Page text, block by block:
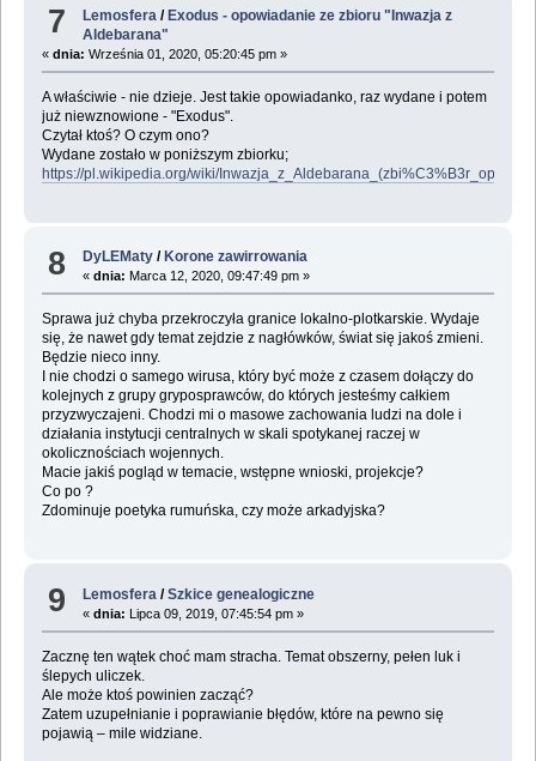
7 Lemosfera /Exodus - opowiadanie ze zbioru "Inwazja z
Aldebarana"
« dnia: Września 01, 2020, 05:20:45 pm »
A właściwie - nie dzieje. Jest takie opowiadanko, raz wydane i potem
już niewznowione - "Exodus".
Czytał ktoś? O czym ono?
Wydane zostało w poniższym zbiorku;
https://pl.wikipedia.org/wiki/
8 DyLEMaty / Korone zawirrowania
«dnia: Marca 12, 2020, 09:47:49 pm »
Sprawa już chyba przekroczyła granice lokalno-plotkarskie. Wydaje
się, że nawet gdy temat zejdzie z nagłówków, świat się jakoś zmieni.
Będzie nieco inny.
I nie chodzi o samego wirusa, który być może z czasem dołączy do
kolejnych z grupy gryposprawców, do których jesteśmy całkiem
przyzwyczajeni. Chodzi mi o masowe zachowania ludzi na dole i
działania instytucji centralnych w skali spotykanej raczej w
okolicznościach wojennych.
Macie jakiś pogląd w temacie, wstępne wnioski, projekcje?
Co po ?
Zdominuje poetyka rumuńska, czy może arkadyjska?
9 Lemosfera /Szkice genealogiczne
«dnia: Lipca 09, 2019, 07:45:54 pm »
Zacznę ten wątek choć mam stracha. Temat obszerny, pełen luk i
ślepych uliczek.
Ale może ktoś powinien zacząć?
Zatem uzupełnianie i poprawianie błędów, które na pewno się
pojawią – mile widziane.